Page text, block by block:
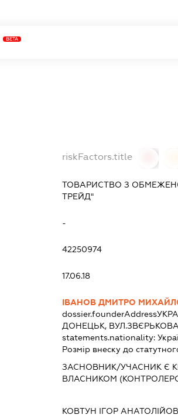
BETA
riskFactors.title
ТОВАРИСТВО З
ТРЕЙД"
-
42250974
17.06.18
ІВАНОВ ДМИТРО
dossier.founderAddress
ДОНЕЦЬК,
statements.nationality:
Розмір внеску до
ЗАСНОВНИК/УЧАСНИК Є
ВЛАСНИКОМ
КОВТУН ІГОР